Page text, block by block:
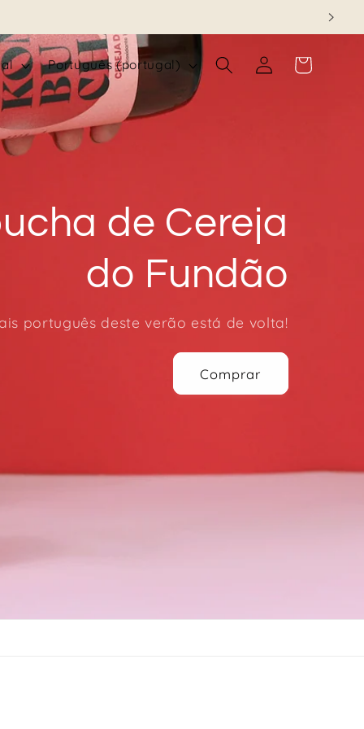
I
d
i
a
Português (portugal)
Iniciar
sessão
Carrinho
de Cereja
do Fundão
português deste verão está de volta!
Comprar